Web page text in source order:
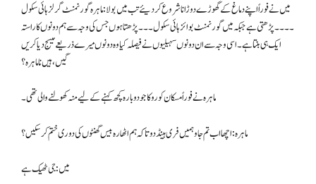
میں نے فوراً اپنے دماغ کے گھوڑے دوڑانا شروع کردیئے تب میں بولا: ماہرہ گورنمنٹ گرلز ہائی سکول
۔۔۔۔ پڑھتی ہے جبکہ میں گورنمنٹ بوائز ہائی سکول۔۔۔ پڑھتا ہوں جس کی وجہ سے ہم دونوں کا راستہ
ایک ہی بنتا ہے۔ اسی وجہ سے ان دونوں سہیلیوں نے فیصلہ کیا وہ دونوں میرے ذریعے میسج دیا کریں
گیں، ہیں نا ماہرہ؟
ماہرہ نے فوراً مسکان کو روکا جو دوبارہ کچھ کہنے کے لیے منہ کھولنے والی تھی۔
ماہرہ: اچھا اب تم جاو ہمیں فری ہینڈ دو تاکہ ہم اٹھارہ بیس گھنٹوں کی دوری ختم کرسکیں؟
میں: جی ٹھیک ہے